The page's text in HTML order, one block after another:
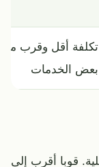
تكلفة أقل وقرب من
بعض الخدمات
قوبا أقرب إلى